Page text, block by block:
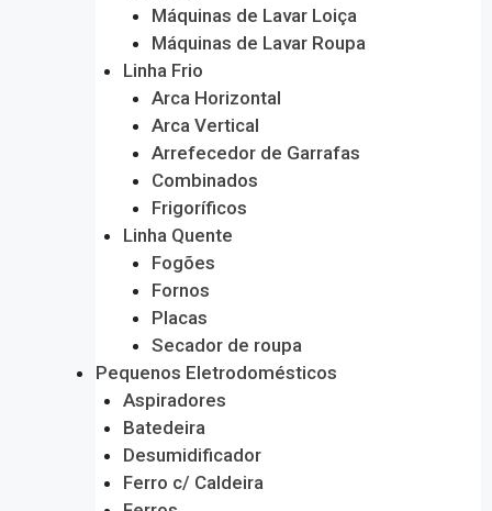
Máquinas de Lavar Loiça
Máquinas de Lavar Roupa
Linha Frio
Arca Horizontal
Arca Vertical
Arrefecedor de Garrafas
Combinados
Frigoríficos
Linha Quente
Fogões
Fornos
Placas
Secador de roupa
Pequenos Eletrodomésticos
Aspiradores
Batedeira
Desumidificador
Ferro c/ Caldeira